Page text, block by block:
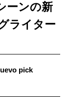
ーンの新
ライター
pick